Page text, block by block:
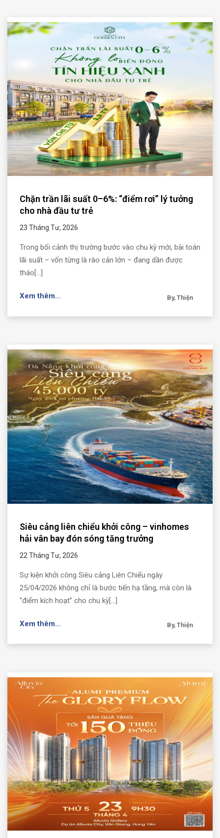
Chặn trần lãi suất 0–6%: “điểm rơi” lý tưởng
cho nhà đầu tư trẻ
23 Tháng Tư, 2026
Trong bối cảnh thị trường bước vào chu kỳ mới, bài toán
lãi suất – vốn từng là rào cản lớn – đang dần được
tháo[...]
Xem thêm... By, Thiện
Siêu cảng liên chiểu khởi công – vinhomes
hải vân bay đón sóng tăng trưởng
22 Tháng Tư, 2026
Sự kiện khởi công Siêu cảng Liên Chiểu ngày
25/04/2026 không chỉ là bước tiến hạ tầng, mà còn là
“điểm kích hoạt” cho chu kỳ[...]
Xem thêm... By, Thiện